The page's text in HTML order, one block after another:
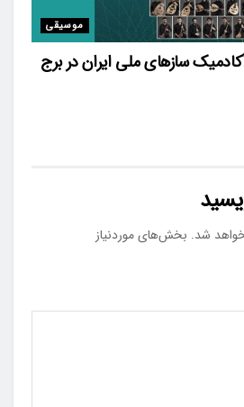
موسیقی
سازهای ملی ایران در برج
شد. بخش‌های موردنیاز